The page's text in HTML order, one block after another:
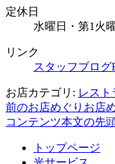
定休日
水曜日・第1火
リンク
スタッフブログ
お店カテゴリ: レスト
前のお店めぐり お店
コンテンツ本文の先
トップページ